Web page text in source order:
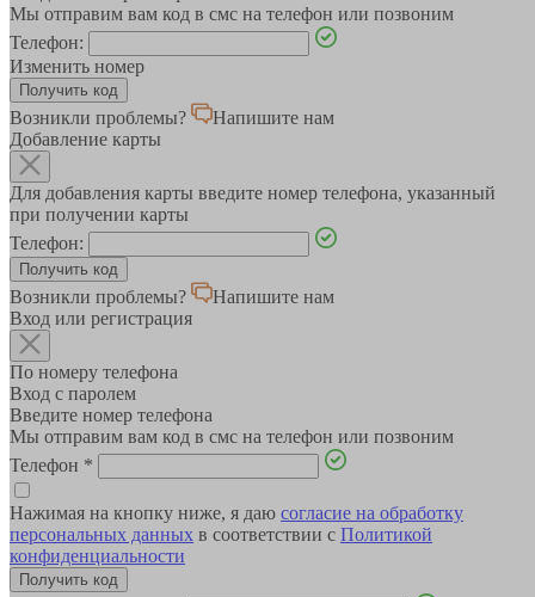
Мы отправим вам код в смс на телефон или позвоним
Телефон:
Изменить номер
Возникли проблемы?
Напишите нам
Добавление карты
Для добавления карты введите номер телефона, указанный
при получении карты
Телефон:
Возникли проблемы?
Напишите нам
Вход или регистрация
По номеру телефона
Вход с паролем
Введите номер телефона
Мы отправим вам код в смс на телефон или позвоним
Телефон *
Нажимая на кнопку ниже, я даю согласие на обработку
персональных данных в соответствии с Политикой
конфиденциальности